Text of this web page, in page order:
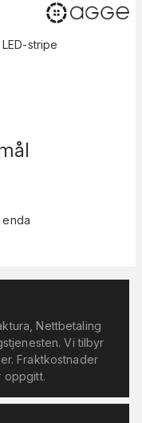
enda
stripe
Nettbetaling
Vi tilbyr
Fraktkostnader
oppgitt.